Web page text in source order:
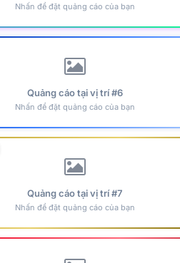
Nhấn để đặt quảng cáo của bạn
Quảng cáo tại vị trí #6
Nhấn để đặt quảng cáo của bạn
Quảng cáo tại vị trí #7
Nhấn để đặt quảng cáo của bạn